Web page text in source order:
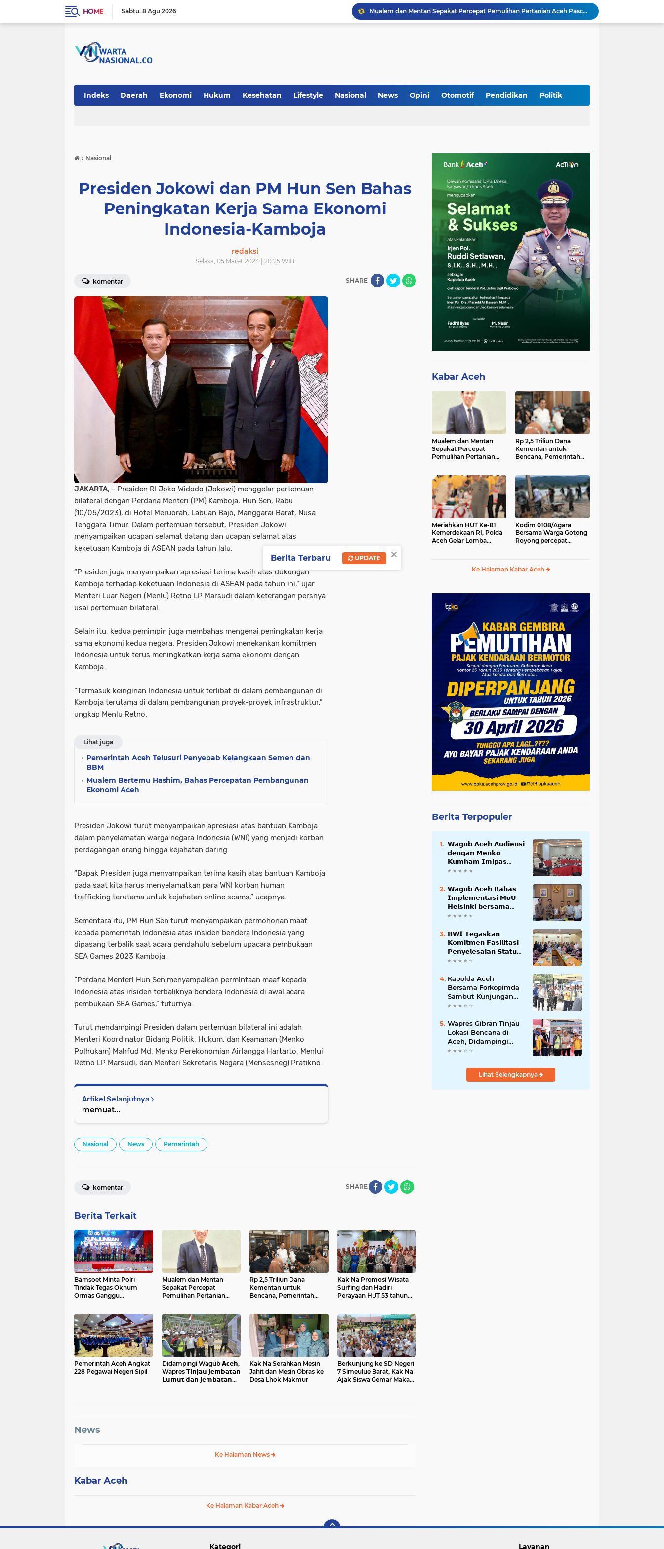
HOME Sabtu 8 Agu 2026
Mualem dan Mentan Sepakat Percepat Pemulihan Pertanian Aceh Pascabencana
Rp 2,5 Triliun Dana Kementan untuk Bencana, Pemerintah Aceh kelola Rp 9,7 M
Jaga Stabilitas Wilayah, Koramil Montasik Intensifkan Patroli Keamanan di Desa Binaan
Indeks Daerah Ekonomi Hukum Kesehatan Lifestyle Nasional News Opini Otomotif Pendidikan Politik
› Nasional
Presiden Jokowi dan PM Hun Sen Bahas
Peningkatan Kerja Sama Ekonomi
Indonesia-Kamboja
redaksi
Selasa, 05 Maret 2024 | 20.25 WIB
komentar SHARE
JAKARTA, - Presiden RI Joko Widodo (Jokowi) menggelar pertemuan
bilateral dengan Perdana Menteri (PM) Kamboja, Hun Sen, Rabu
(10/05/2023), di Hotel Meruorah, Labuan Bajo, Manggarai Barat, Nusa
Tenggara Timur. Dalam pertemuan tersebut, Presiden Jokowi
menyampaikan ucapan selamat datang dan ucapan selamat atas
keketuaan Kamboja di ASEAN pada tahun lalu.
“Presiden juga menyampaikan apresiasi terima kasih atas dukungan
Kamboja terhadap keketuaan Indonesia di ASEAN pada tahun ini,” ujar
Menteri Luar Negeri (Menlu) Retno LP Marsudi dalam keterangan persnya
usai pertemuan bilateral.
Selain itu, kedua pemimpin juga membahas mengenai peningkatan kerja
sama ekonomi kedua negara. Presiden Jokowi menekankan komitmen
Indonesia untuk terus meningkatkan kerja sama ekonomi dengan
Kamboja.
“Termasuk keinginan Indonesia untuk terlibat di dalam pembangunan di
Kamboja terutama di dalam pembangunan proyek-proyek infrastruktur,”
ungkap Menlu Retno.
Lihat juga
Pemerintah Aceh Telusuri Penyebab Kelangkaan Semen dan
BBM
Mualem Bertemu Hashim, Bahas Percepatan Pembangunan
Ekonomi Aceh
Presiden Jokowi turut menyampaikan apresiasi atas bantuan Kamboja
dalam penyelamatan warga negara Indonesia (WNI) yang menjadi korban
perdagangan orang hingga kejahatan daring.
“Bapak Presiden juga menyampaikan terima kasih atas bantuan Kamboja
pada saat kita harus menyelamatkan para WNI korban human
trafficking terutama untuk kejahatan online scams,” ucapnya.
Sementara itu, PM Hun Sen turut menyampaikan permohonan maaf
kepada pemerintah Indonesia atas insiden bendera Indonesia yang
dipasang terbalik saat acara pendahulu sebelum upacara pembukaan
SEA Games 2023 Kamboja.
“Perdana Menteri Hun Sen menyampaikan permintaan maaf kepada
Indonesia atas insiden terbaliknya bendera Indonesia di awal acara
pembukaan SEA Games,” tuturnya.
Turut mendampingi Presiden dalam pertemuan bilateral ini adalah
Menteri Koordinator Bidang Politik, Hukum, dan Keamanan (Menko
Polhukam) Mahfud Md, Menko Perekonomian Airlangga Hartarto, Menlui
Retno LP Marsudi, dan Menteri Sekretaris Negara (Mensesneg) Pratikno.
Artikel Selanjutnya
memuat...
Nasional News Pemerintah
SHARE
komentar
Berita Terkait
Bamsoet Minta Polri
Tindak Tegas Oknum
Ormas Ganggu
Mualem dan Mentan
Sepakat Percepat
Pemulihan Pertanian
Rp 2,5 Triliun Dana
Kementan untuk
Bencana, Pemerintah
Kak Na Promosi Wisata
Surfing dan Hadiri
Perayaan HUT 53 tahun
Pemerintah Aceh Angkat
228 Pegawai Negeri Sipil
Didampingi Wagub 𝗔𝗰𝗲𝗵,
Wapres 𝗧𝗶𝗻𝗷𝗮𝘂 𝗝𝗲𝗺𝗯𝗮𝘁𝗮𝗻
𝗟𝘂𝗺𝘂𝘁 𝗱𝗮𝗻 𝗝𝗲𝗺𝗯𝗮𝘁𝗮𝗻
Kak Na Serahkan Mesin
Jahit dan Mesin Obras ke
Desa Lhok Makmur
Berkunjung ke SD Negeri
7 Simeulue Barat, Kak Na
Ajak Siswa Gemar Makan
News
Ke Halaman News
Kabar Aceh
Ke Halaman Kabar Aceh
Kabar Aceh
Mualem dan Mentan
Sepakat Percepat
Pemulihan Pertanian
Rp 2,5 Triliun Dana
Kementan untuk
Bencana, Pemerintah
Meriahkan HUT Ke-81
Kemerdekaan RI, Polda
Aceh Gelar Lomba
Kodim 0108/Agara
Bersama Warga Gotong
Royong percepat
Tenggara
Ke Halaman Kabar Aceh
Berita Terpopuler
𝗪𝗮𝗴𝘂𝗯 𝗔𝗰𝗲𝗵 𝗔𝘂𝗱𝗶𝗲𝗻𝘀𝗶
𝗱𝗲𝗻𝗴𝗮𝗻 𝗠𝗲𝗻𝗸𝗼
𝗞𝘂𝗺𝗵𝗮𝗺 𝗜𝗺𝗶𝗽𝗮𝘀
𝗧𝗲𝗿𝗸𝗮𝗶𝘁 𝗦𝘁𝗮𝘁𝘂𝘀 𝗪𝗮𝗸𝗮𝗳
𝗪𝗮𝗴𝘂𝗯 𝗔𝗰𝗲𝗵 𝗕𝗮𝗵𝗮𝘀
𝗜𝗺𝗽𝗹𝗲𝗺𝗲𝗻𝘁𝗮𝘀𝗶 𝗠𝗼𝗨
𝗛𝗲𝗹𝘀𝗶𝗻𝗸𝗶 𝗯𝗲𝗿𝘀𝗮𝗺𝗮
𝗦𝗲𝗸𝗿𝗲𝘁𝗮𝗿𝗶𝗮𝘁 𝗡𝗲𝗴𝗮𝗿𝗮
𝗕𝗪𝗜 𝗧𝗲𝗴𝗮𝘀𝗸𝗮𝗻
𝗞𝗼𝗺𝗶𝘁𝗺𝗲𝗻 𝗙𝗮𝘀𝗶𝗹𝗶𝘁𝗮𝘀𝗶
𝗣𝗲𝗻𝘆𝗲𝗹𝗲𝘀𝗮𝗶𝗮𝗻 𝗦𝘁𝗮𝘁𝘂𝘀
𝗪𝗮𝗸𝗮𝗳 𝗕𝗹𝗮𝗻𝗴 𝗣𝗮𝗱𝗮𝗻𝗴
Kapolda Aceh
Bersama Forkopimda
Sambut Kunjungan
Kerja Wakil Presiden
Bireuen
Wapres Gibran Tinjau
Lokasi Bencana di
Aceh, Didampingi
Wagub Dek Fadh
Lihat Selengkapnya
Kategori Layanan
×
Berita Terbaru UPDATE